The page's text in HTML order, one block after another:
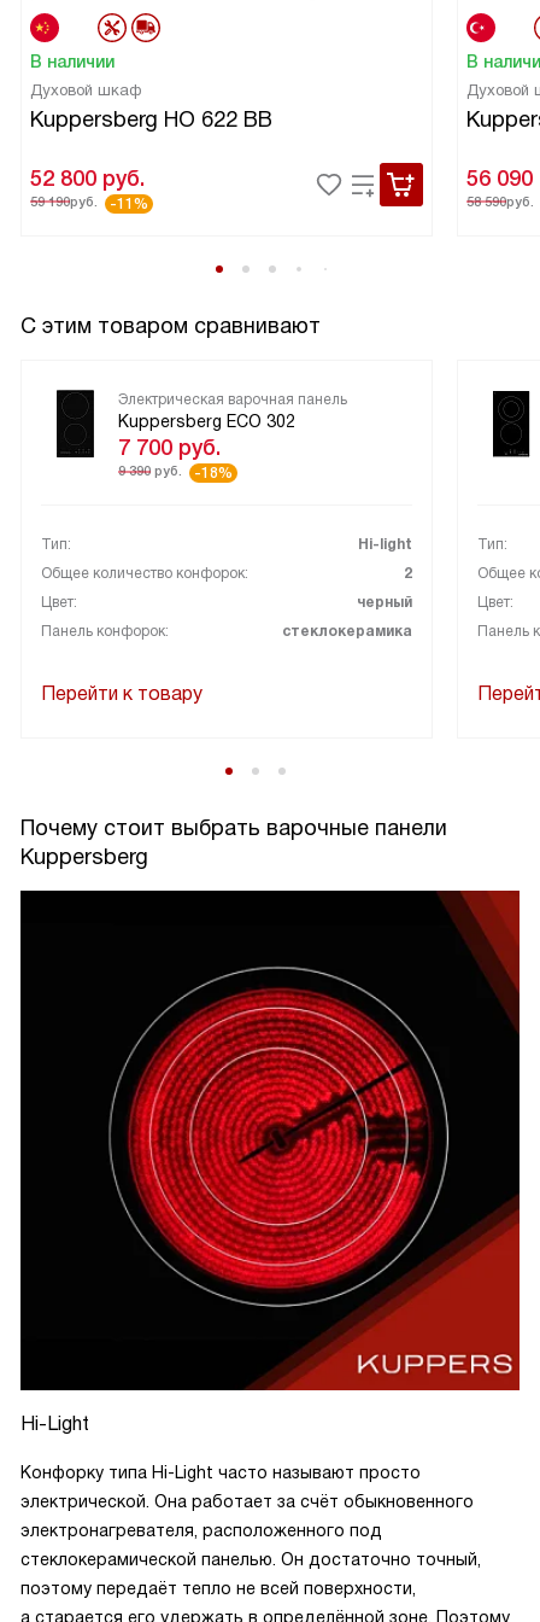
В наличии
Духовой шкаф
Kuppersberg HO 622 BB
52 800 руб.
59 190руб. -11%
В
Духовой
56 090
58 590руб.
С этим товаром сравнивают
Электрическая варочная панель
Kuppersberg ECO 302
7 700 руб.
9 390 руб. -18%
Тип:
Hi-light
Общее количество конфорок:
2
Цвет:
черный
Панель конфорок:
стеклокерамика
Перейти к товару
Тип:
Общее
Цвет:
Панель
Почему стоит выбрать варочные панели
Kuppersberg
Hi-Light
Конфорку типа Hi-Light часто называют просто
электрической. Она работает за счёт обыкновенного
электронагревателя, расположенного под
стеклокерамической панелью. Он достаточно точный,
поэтому передаёт тепло не всей поверхности,
а старается его удержать в определённой зоне. Поэтому